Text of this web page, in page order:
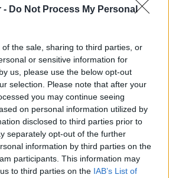
- Do Not Process My Personal
the sale, sharing to third parties, or
or sensitive information for
us, please use the below opt-out
selection. Please note that after your
you may continue seeing
on personal information utilized by
disclosed to third parties prior to
separately opt-out of the further
information by third parties on the
participants. This information may
to third parties on the IAB’s List of
νέων
οδικά έργα εισηγείται ο Κ.
Καραμανλής
27/09/2022 - 16:01